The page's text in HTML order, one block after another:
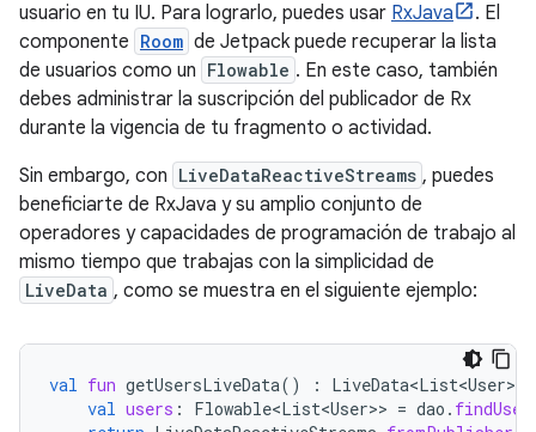
usuario en tu IU. Para lograrlo, puedes usar RxJava
. El
componente Room de Jetpack puede recuperar la lista
de usuarios como un Flowable . En este caso, también
debes administrar la suscripción del publicador de Rx
durante la vigencia de tu fragmento o actividad.
Sin embargo, con LiveDataReactiveStreams , puedes
beneficiarte de RxJava y su amplio conjunto de
operadores y capacidades de programación de trabajo al
mismo tiempo que trabajas con la simplicidad de
LiveData , como se muestra en el siguiente ejemplo:
val fun getUsersLiveData() : LiveData<List<User>
val users : Flowable<List<User>> = dao .